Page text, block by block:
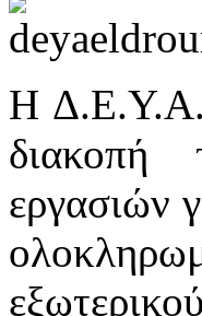
Η Δ.Ε.Υ.Α.
διακοπή
εργασιών